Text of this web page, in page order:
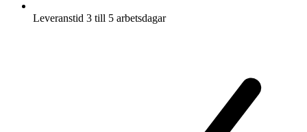
Leveranstid 3 till 5 arbetsdagar